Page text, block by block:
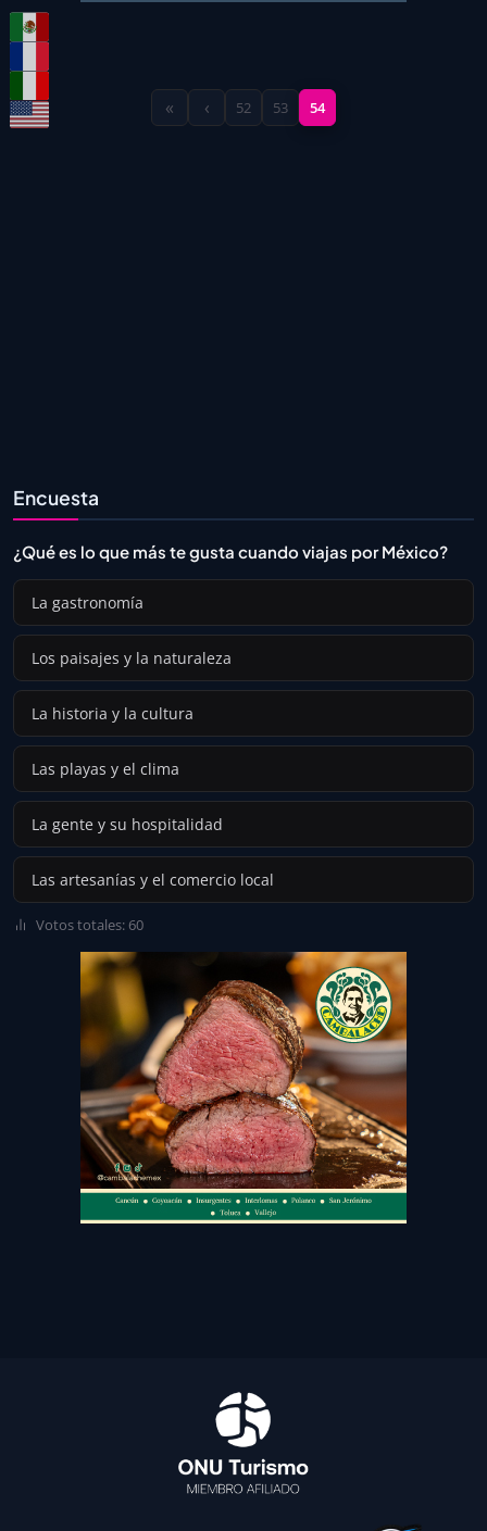
« ‹ 52 53 54
Encuesta
¿Qué es lo que más te gusta cuando viajas por México?
La gastronomía
Los paisajes y la naturaleza
La historia y la cultura
Las playas y el clima
La gente y su hospitalidad
Las artesanías y el comercio local
Votos totales: 60